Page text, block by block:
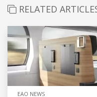
RELATED
EAO NEWS